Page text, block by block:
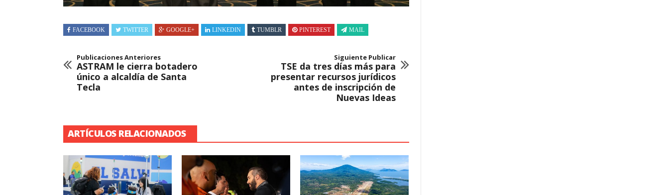
FACEBOOK TWITTER GOOGLE+ LINKEDIN TUMBLR PINTEREST MAIL
Publicaciones Anteriores
ASTRAM le cierra botadero
único a alcaldía de Santa
Tecla
Siguiente Publicar
TSE da tres días más para
presentar recursos jurídicos
antes de inscripción de
Nuevas Ideas
ARTÍCULOS RELACIONADOS